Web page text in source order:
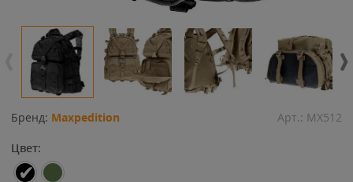
Бренд: Maxpedition Арт.: MX512
Цвет: